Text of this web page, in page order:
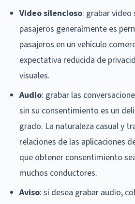
Video silencioso: grabar video
pasajeros generalmente es
pasajeros en un vehículo
expectativa reducida de
visuales.
Audio: grabar las
sin su consentimiento es un
grado. La naturaleza casual y
relaciones de las aplicaciones
que obtener consentimiento
muchos conductores.
Aviso: si desea grabar audio,